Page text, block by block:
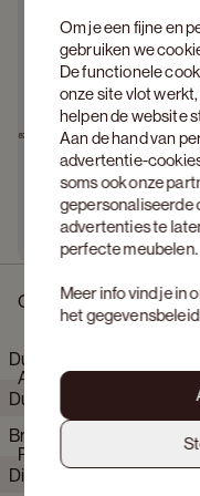
Om je een fijne en
gebruiken we
De functionele
onze site vlot
helpen de website
Aan de hand van
advertentie-
soms ook onze
gepersonaliseerde
advertenties te
perfecte meubelen.
Meer info vind je in
het
Omschrijving
Duomo hoekzetel 3,5-zit
Duomo vertaalt royaal
ontspanning. Losse
nodigen uit tot
silhouet helder en in
ingetogen oogt. Het
Afmetingen
Breedte
Diepte
Product eigenschappen